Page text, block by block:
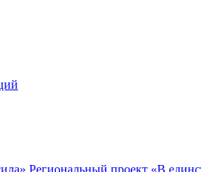
Региональный проект «В